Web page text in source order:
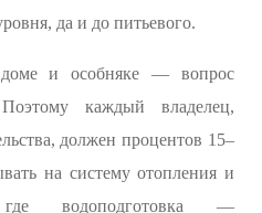
да и до питьевого.
и особняке — вопрос
каждый владелец,
должен процентов 15–
на систему отопления и
водоподготовка —